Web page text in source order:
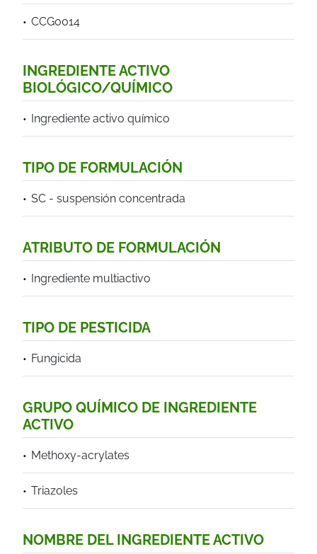
CCG0014
INGREDIENTE ACTIVO
BIOLÓGICO/QUÍMICO
Ingrediente activo químico
TIPO DE FORMULACIÓN
SC - suspensión concentrada
ATRIBUTO DE FORMULACIÓN
Ingrediente multiactivo
TIPO DE PESTICIDA
Fungicida
GRUPO QUÍMICO DE INGREDIENTE
ACTIVO
Methoxy-acrylates
Triazoles
NOMBRE DEL INGREDIENTE ACTIVO